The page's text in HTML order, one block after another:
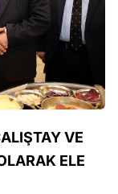
VE
ELE